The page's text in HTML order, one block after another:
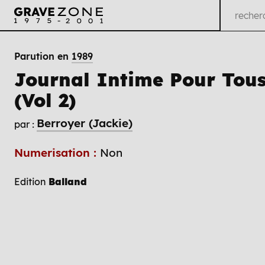
Parution en 1989
Journal Intime Pour
(Vol 2)
par : Berroyer (Jackie)
Numerisation : Non
Edition Balland